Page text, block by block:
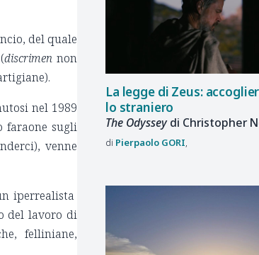
del quale
discrimen non
nel 1989
faraone sugli
venne
iperrealista
del lavoro di
felliniane,
La legge di Zeus:
lo straniero
The Odysseydi Christopher
Pierpaolo GORI